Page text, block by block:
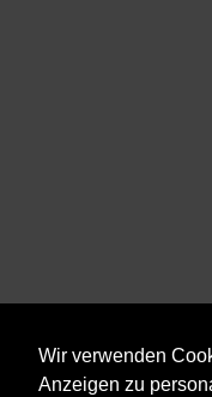
Wir verwenden
Anzeigen zu